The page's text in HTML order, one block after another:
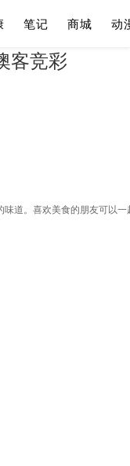
客竞彩
笔记 商城 动
道。喜欢美食的朋友可以一